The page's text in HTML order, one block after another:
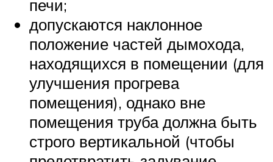
печи;
допускаются наклонное
положение частей дымохода,
находящихся в помещении (для
улучшения прогрева
помещения), однако вне
помещения труба должна быть
строго вертикальной (чтобы